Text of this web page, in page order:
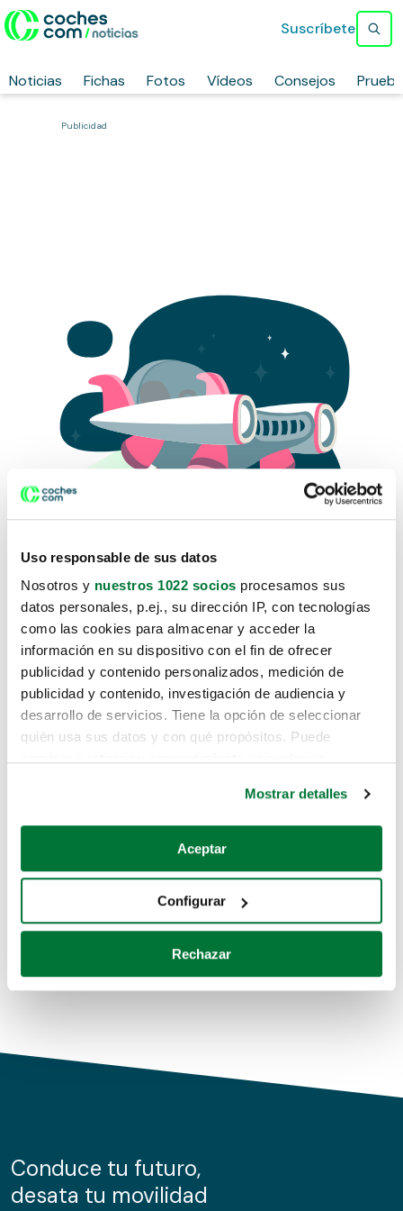
Uso responsable de sus datos
Nosotros y nuestros 1022 socios procesamos sus
datos personales, p.ej., su dirección IP, con tecnologías
como las cookies para almacenar y acceder la
información en su dispositivo con el fin de ofrecer
publicidad y contenido personalizados, medición de
publicidad y contenido, investigación de audiencia y
desarrollo de servicios. Tiene la opción de seleccionar
quién usa sus datos y con qué propósitos. Puede
Si lo permite, también quisiéramos:
Recopilar información sobre su ubicación geográfica
Identificar su dispositivo analizándolo activamente
para buscar características específicas (huellas
Obtenga más información sobre cómo se procesan sus
de cookies.
información sobre el uso que haga del sitio web con
nuestros partners de redes sociales, publicidad y análisis
Mostrar detalles
Aceptar
Configurar
Rechazar
Noticias Fichas Fotos Vídeos Consejos
Suscríbete
Publicidad
Lo sentimos, no sabemos como
te hemos traido hasta aquí.
Pero puedes encontrar el coche que estás
buscando en alguno de estos enlaces:
Coches de segunda mano
Coches de km0
Conduce tu futuro,
desata tu movilidad